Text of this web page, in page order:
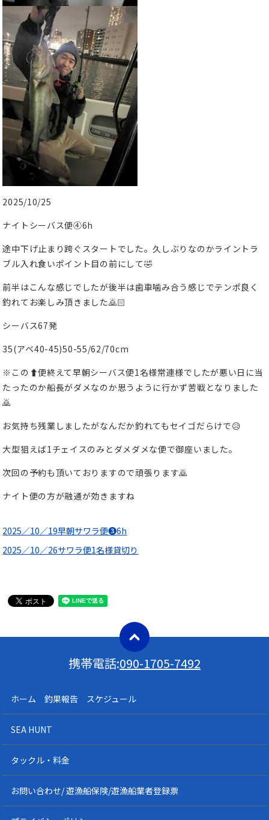
2025/10/25
ナイトシーバス便④6h
途中下げ止まり跨ぐスタートでした。久しぶりなのかライントラ
ブル入れ食いポイント目の前にして🤣
前半はこんな感じでしたが後半は歯車噛み合う感じでテンポ良く
釣れてお楽しみ頂きました🙇🏻
シーバス67発
35(アベ40-45)50-55/62/70cm
※この⬆️便終えて早朝シーバス便1名様常連様でしたが悪い日に当
たったのか船長がダメなのか思うように行かず苦戦となりました
🙇
お気持ち残業しましたがなんだか釣れてもセイゴだらけで😥
大型狙えば1チェイスのみとダメダメな便で御座いました。
次回の予約も頂いておりますので頑張ります🙇
ナイト便の方が融通が効きますね
2025／10／19早朝サワラ便❸6h
2025／10／26サワラ便1名様貸切り
携帯電話:090-1705-7492
ホーム 釣果報告 スケジュール
SEA HUNT
タックル・料金
お問い合わせ/ 遊漁船保険/遊漁船業者登録票